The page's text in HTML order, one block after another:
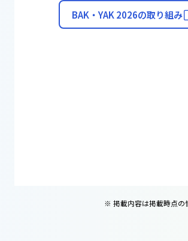
BAK・YAK 2026の取り組み
※ 掲載内容は掲載時点の